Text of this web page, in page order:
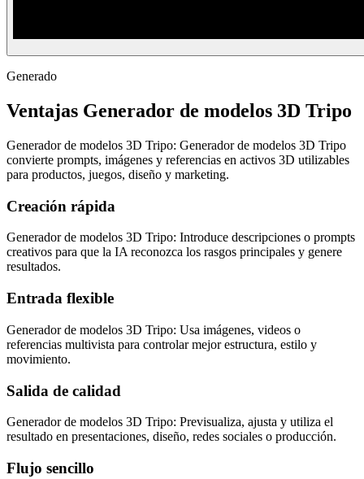
Generado
Ventajas Generador de modelos 3D Tripo
Generador de modelos 3D Tripo: Generador de modelos 3D Tripo
convierte prompts, imágenes y referencias en activos 3D utilizables
para productos, juegos, diseño y marketing.
Creación rápida
Generador de modelos 3D Tripo: Introduce descripciones o prompts
creativos para que la IA reconozca los rasgos principales y genere
resultados.
Entrada flexible
Generador de modelos 3D Tripo: Usa imágenes, videos o
referencias multivista para controlar mejor estructura, estilo y
movimiento.
Salida de calidad
Generador de modelos 3D Tripo: Previsualiza, ajusta y utiliza el
resultado en presentaciones, diseño, redes sociales o producción.
Flujo sencillo